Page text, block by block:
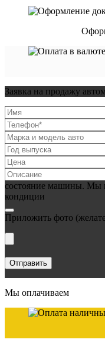
Заявка на продажу
состояние машины. Мы
кондиции
Приложить фото
Мы оплачиваем